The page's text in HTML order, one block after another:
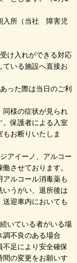
入所（当社 障害児
け入れができる対応
ている施設へ直接お
った際は当日のご利
同様の症状が見られ
。保護者による入室
お断りいたしま
アイーノ、アルコー
させております。
ルコール消毒薬も
いうがい、退所後は
迎車内においても
いている者がいる場
調不良のある場合
不足により安全確保
の変更をお願いす